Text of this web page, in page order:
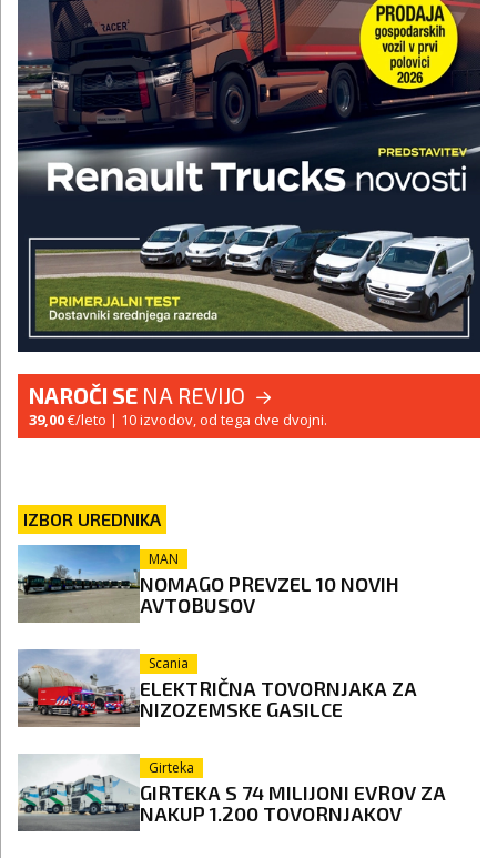
NAROČI SE NA REVIJO
39,00€/leto | 10 izvodov, od tega dve dvojni.
IZBOR UREDNIKA
MAN
NOMAGO PREVZEL 10 NOVIH
AVTOBUSOV
Scania
ELEKTRIČNA TOVORNJAKA ZA
NIZOZEMSKE GASILCE
Girteka
GIRTEKA S 74 MILIJONI EVROV ZA
NAKUP 1.200 TOVORNJAKOV